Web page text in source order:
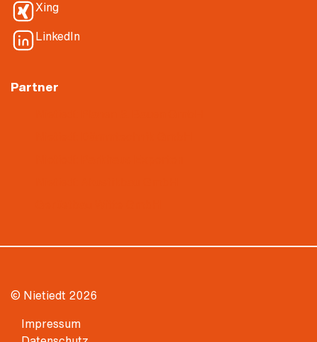
Xing
LinkedIn
Partner
© Nietiedt 2026
Impressum